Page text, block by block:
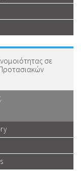
σε